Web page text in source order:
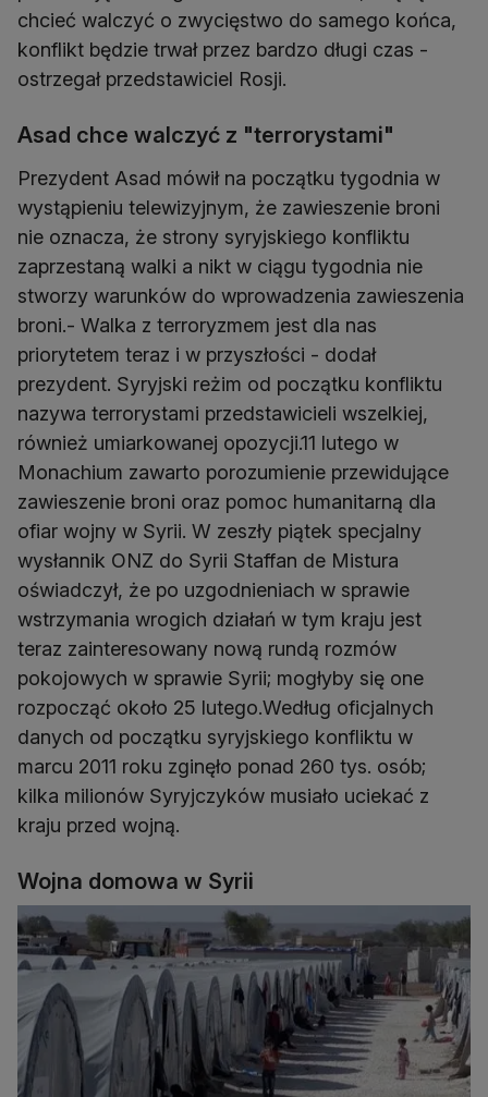
chcieć walczyć o zwycięstwo do samego końca,
konflikt będzie trwał przez bardzo długi czas -
ostrzegał przedstawiciel Rosji.
Asad chce walczyć z "terrorystami"
Prezydent Asad mówił na początku tygodnia w
wystąpieniu telewizyjnym, że zawieszenie broni
nie oznacza, że strony syryjskiego konfliktu
zaprzestaną walki a nikt w ciągu tygodnia nie
stworzy warunków do wprowadzenia zawieszenia
broni.- Walka z terroryzmem jest dla nas
priorytetem teraz i w przyszłości - dodał
prezydent. Syryjski reżim od początku konfliktu
nazywa terrorystami przedstawicieli wszelkiej,
również umiarkowanej opozycji.11 lutego w
Monachium zawarto porozumienie przewidujące
zawieszenie broni oraz pomoc humanitarną dla
ofiar wojny w Syrii. W zeszły piątek specjalny
wysłannik ONZ do Syrii Staffan de Mistura
oświadczył, że po uzgodnieniach w sprawie
wstrzymania wrogich działań w tym kraju jest
teraz zainteresowany nową rundą rozmów
pokojowych w sprawie Syrii; mogłyby się one
rozpocząć około 25 lutego.Według oficjalnych
danych od początku syryjskiego konfliktu w
marcu 2011 roku zginęło ponad 260 tys. osób;
kilka milionów Syryjczyków musiało uciekać z
kraju przed wojną.
Wojna domowa w Syrii